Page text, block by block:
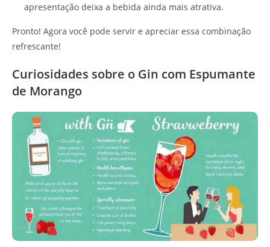
apresentação deixa a bebida ainda mais atrativa.
Pronto! Agora você pode servir e apreciar essa combinação
refrescante!
Curiosidades sobre o Gin com Espumante
de Morango